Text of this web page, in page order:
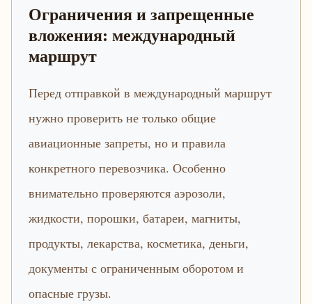
Ограничения и запрещенные
вложения: международный
маршрут
Перед отправкой в международный маршрут
нужно проверить не только общие
авиационные запреты, но и правила
конкретного перевозчика. Особенно
внимательно проверяются аэрозоли,
жидкости, порошки, батареи, магниты,
продукты, лекарства, косметика, деньги,
документы с ограниченным оборотом и
опасные грузы.